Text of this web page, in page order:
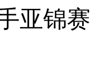
亚锦